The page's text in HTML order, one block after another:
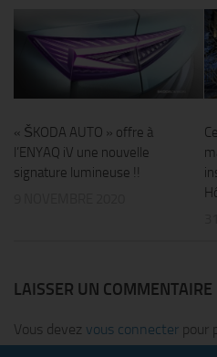
« ŠKODA AUTO » offre à
l’ENYAQ iV une nouvelle
signature lumineuse !!
LAISSER UN COMMENTAIRE
Vous devez vous connecter pour